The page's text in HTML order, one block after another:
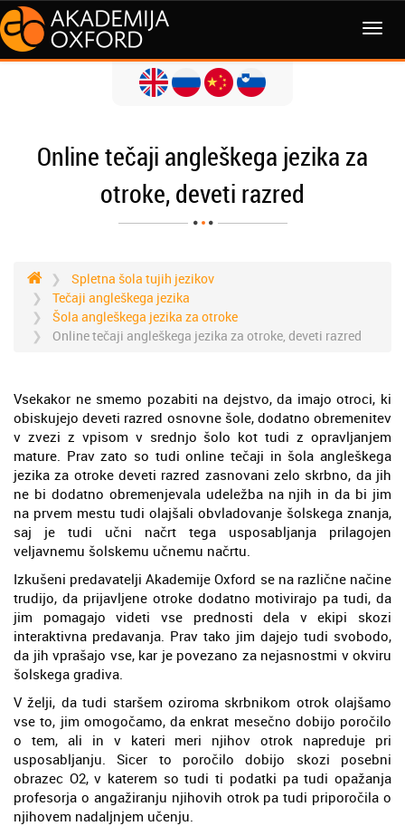
MENI
Online tečaji angleškega jezika za
otroke, deveti razred
Spletna šola tujih jezikov
Tečaji angleškega jezika
Šola angleškega jezika za otroke
Online tečaji angleškega jezika za otroke, deveti razred
Vsekakor ne smemo pozabiti na dejstvo, da imajo otroci, ki
obiskujejo deveti razred osnovne šole, dodatno obremenitev
v zvezi z vpisom v srednjo šolo kot tudi z opravljanjem
mature. Prav zato so tudi online tečaji in šola angleškega
jezika za otroke deveti razred zasnovani zelo skrbno, da jih
ne bi dodatno obremenjevala udeležba na njih in da bi jim
na prvem mestu tudi olajšali obvladovanje šolskega znanja,
saj je tudi učni načrt tega usposabljanja prilagojen
veljavnemu šolskemu učnemu načrtu.
Izkušeni predavatelji Akademije Oxford se na različne načine
trudijo, da prijavljene otroke dodatno motivirajo pa tudi, da
jim pomagajo videti vse prednosti dela v ekipi skozi
interaktivna predavanja. Prav tako jim dajejo tudi svobodo,
da jih vprašajo vse, kar je povezano za nejasnostmi v okviru
šolskega gradiva.
V želji, da tudi staršem oziroma skrbnikom otrok olajšamo
vse to, jim omogočamo, da enkrat mesečno dobijo poročilo
o tem, ali in v kateri meri njihov otrok napreduje pri
usposabljanju. Sicer to poročilo dobijo skozi posebni
obrazec O2, v katerem so tudi ti podatki pa tudi opažanja
profesorja o angažiranju njihovih otrok pa tudi priporočila o
njihovem nadaljnjem učenju.